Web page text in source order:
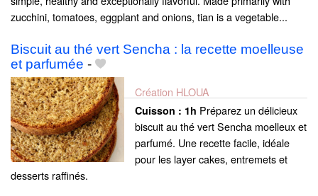
zucchini, tomatoes, eggplant and onions, tian is a vegetable...
Biscuit au thé vert Sencha : la recette moelleuse
et parfumée -
Création HLOUA
Cuisson : 1h Préparez un délicieux
biscuit au thé vert Sencha moelleux et
parfumé. Une recette facile, idéale
pour les layer cakes, entremets et
desserts raffinés.